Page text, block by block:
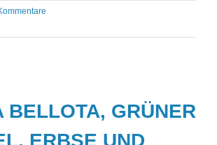
BELLOTA, GRÜNER
ERBSE UND